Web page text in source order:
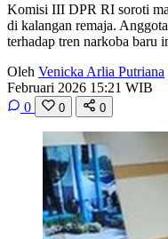
Komisi III DPR RI soroti
di kalangan remaja.
terhadap tren narkoba baru
Oleh Venicka Arlia Putriana
Februari 2026 15:21 WIB
0
0 0